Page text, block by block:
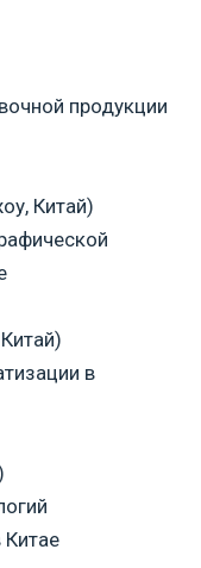
продукции
Китай)
в
Китае